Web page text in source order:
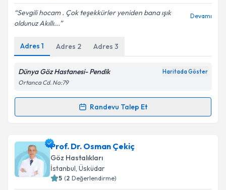
Kişisel verilerimin işlenmesine ilişkin
Metni'ni okudum ve kişisel verilerimin belirtilen
kapsamda işlenmesini kabul ediyorum.
Takvim Talebini Gönder
Sevgili hocam . Çok teşekkürler yeniden bana ışık
oldunuz Akıllı...
Devamı
Adres 1 Adres 2 Adres 3
Dünya Göz Hastanesi- Pendik Haritada Göster
Ortanca Cd. No:79
Randevu Talep Et
Randevu Takvimi Talebi
Prof. Dr. Levent Akçay için randevu takvimi talebi
oluşturun. Size bu uzmandan randevu almanız için bir
takvim hazırlandığında e-posta ile bilgilendireceğiz.
Prof. Dr. Osman Çekiç
Göz Hastalıkları
İstanbul, Üsküdar
5 (2 Değerlendirme)